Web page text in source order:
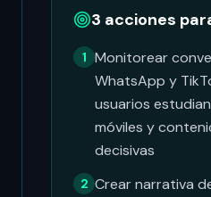
3 acciones
1 Monitorear
WhatsApp y
usuarios
móviles y
decisivas
2 Crear narrativa